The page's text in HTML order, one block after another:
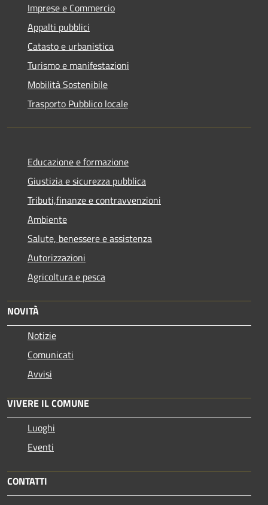
Imprese e Commercio
Appalti pubblici
Catasto e urbanistica
Turismo e manifestazioni
Mobilità Sostenibile
Trasporto Pubblico locale
Educazione e formazione
Giustizia e sicurezza pubblica
Tributi,finanze e contravvenzioni
Ambiente
Salute, benessere e assistenza
Autorizzazioni
Agricoltura e pesca
NOVITÀ
Notizie
Comunicati
Avvisi
VIVERE IL COMUNE
Luoghi
Eventi
CONTATTI